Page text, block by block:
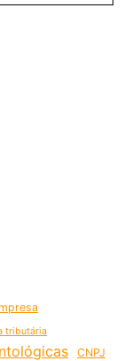
tributária
CNPJ